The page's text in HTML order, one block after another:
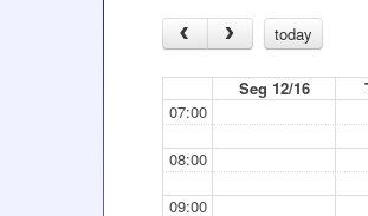
today
Seg 12/16
07:00
08:00
09:00